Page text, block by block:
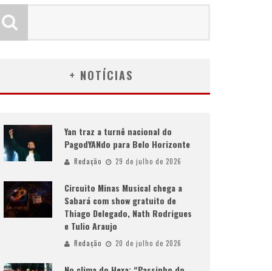
+ NOTÍCIAS
Yan traz a turnê nacional do
PagodYANdo para Belo Horizonte
Redação 29 de julho de 2026
Circuito Minas Musical chega a
Sabará com show gratuito de
Thiago Delegado, Nath Rodrigues
e Tulio Araujo
Redação 20 de julho de 2026